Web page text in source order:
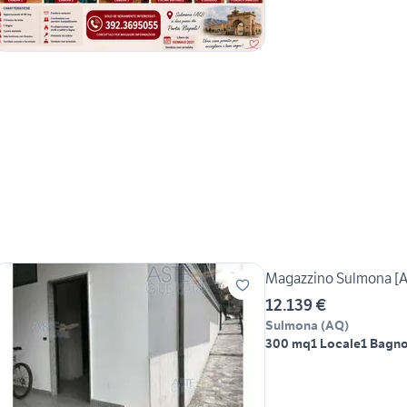
Magazzino Sulmona
12.139 €
Sulmona (AQ)
300 mq1 Locale1 Bagno